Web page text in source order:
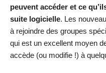
peuvent accéder et ce
suite logicielle. Les
à rejoindre des groupes
qui est un excellent moyen
accède (ou modifie !) à